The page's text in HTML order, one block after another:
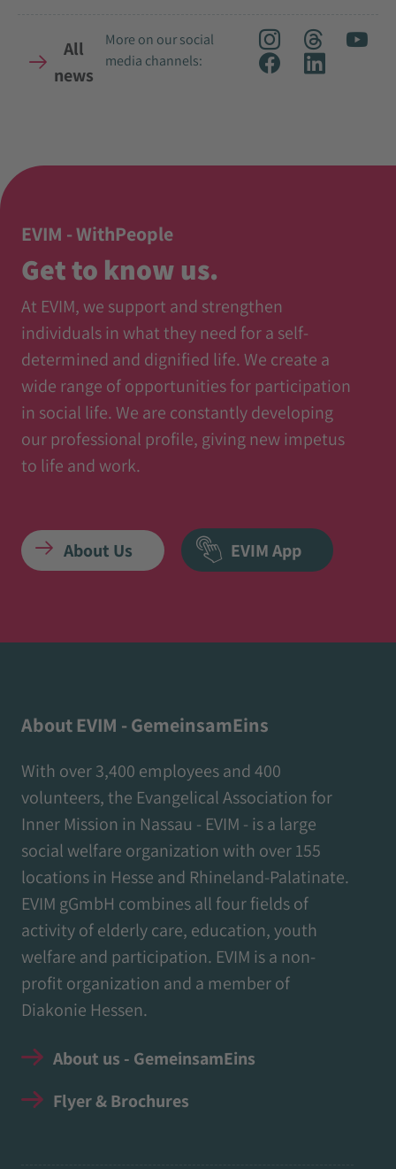
All
news
More on our social
media channels:
EVIM - WithPeople
Get to know us.
At EVIM, we support and strengthen
individuals in what they need for a self-
determined and dignified life. We create a
wide range of opportunities for participation
in social life. We are constantly developing
our professional profile, giving new impetus
to life and work.
About Us EVIM App
About EVIM - GemeinsamEins
With over 3,400 employees and 400
volunteers, the Evangelical Association for
Inner Mission in Nassau - EVIM - is a large
social welfare organization with over 155
locations in Hesse and Rhineland-Palatinate.
EVIM gGmbH combines all four fields of
activity of elderly care, education, youth
welfare and participation. EVIM is a non-
profit organization and a member of
Diakonie Hessen.
About us - GemeinsamEins
Flyer & Brochures